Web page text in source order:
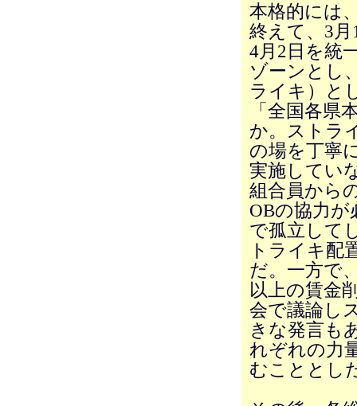
本格的には
終えて、3
4月2日を統
ゾーンとし
ライキ）と
「全国各県
か。ストラ
の場を丁寧
実施してい
組合員から
OBの協力
で孤立して
トライキ配
だ。一方で
以上の賃金
会で議論し
きな発言も
れぞれの力
むこととし